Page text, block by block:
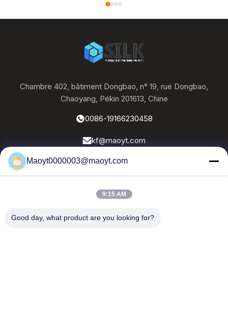
Chambre 402, bâtiment Dongbao, n° 19, rue Dongbao,
Chaoyang, Pékin 201613, Chine
0086-19166230458
kf@maoyt.com
À La MaisonÀ Propos De NousProduitsNous Contacter
Nouvelles
Notre newsletter
Maoyt0000003@maoyt.com
9:15 AM
Good day, what product are you looking for?